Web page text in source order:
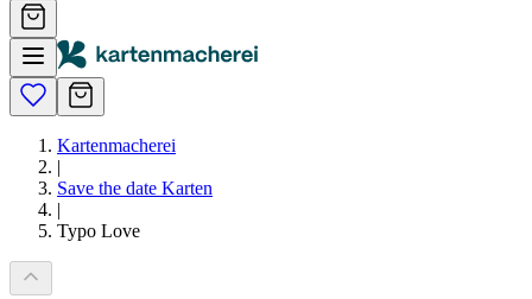
Kartenmacherei
|
Save the date Karten
|
Typo Love